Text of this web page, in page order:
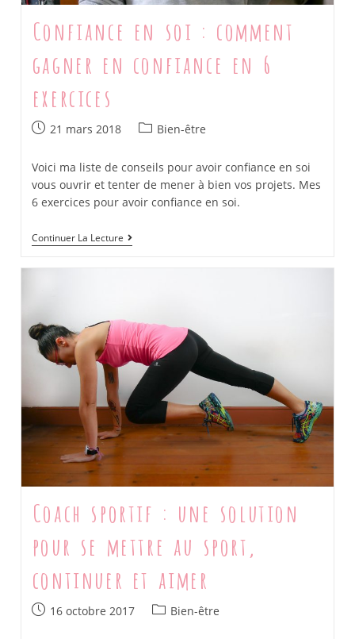
Confiance en soi : comment
gagner en confiance en 6
exercices
Post21 mars 2018
PostBien-être
Voici ma liste de conseils pour avoir confiance en soi
vous ouvrir et tenter de mener à bien vos projets. Mes
6 exercices pour avoir confiance en soi.
Continuer La LectureConfiance
En
Confiance
En
6
Exercices
Coach sportif : une solution
pour se mettre au sport,
continuer et aimer
Post16 octobre 2017
PostBien-être